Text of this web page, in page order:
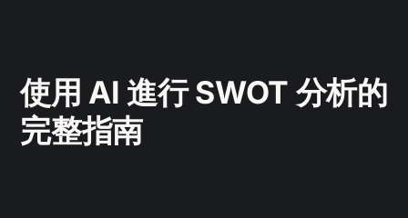
使用 AI 進行 SWOT 分析的
完整指南